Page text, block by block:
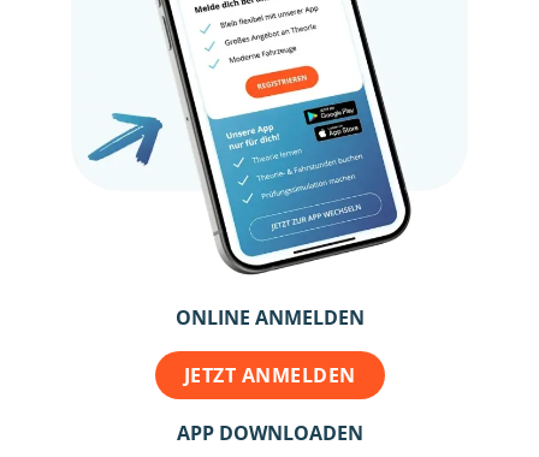
ONLINE ANMELDEN
JETZT ANMELDEN
APP DOWNLOADEN